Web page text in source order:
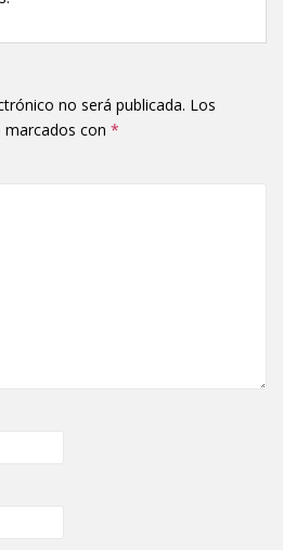
no será publicada. Los
con *